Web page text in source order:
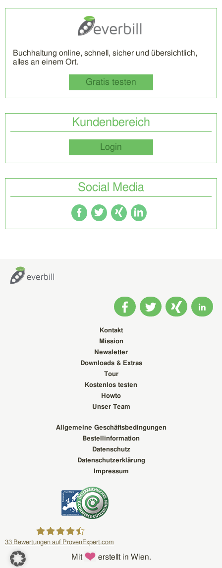
Buchhaltung online, schnell, sicher und übersichtlich,
alles an einem Ort.
Gratis testen
Kundenbereich
Login
Social Media
Kontakt
Mission
Newsletter
Downloads & Extras
Tour
Kostenlos testen
Howto
Unser Team
Allgemeine Geschäftsbedingungen
Bestellinformation
Datenschutz
Datenschutzerklärung
Impressum
everbill GmbH
33 Bewertungen auf ProvenExpert.com
Mit erstellt in Wien.